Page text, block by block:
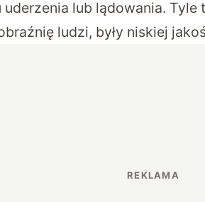
lub lądowania. Tyle
ludzi, były niskiej